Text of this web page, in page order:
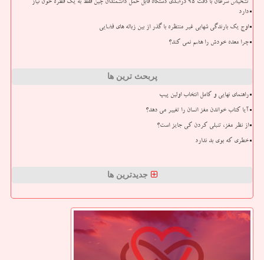
تشخیص سرطان با دقت ۹۵ درصدی دستگاه قابل حمل دانشمندان چین فقط به یک قطره خون نیاز
دارد
اوج یک بارندگی شهابی غیر منتظره با گذر از بین زباله های فضایی
چرا معده خودش را هضم نمی کند؟
پربحث ترین ها
راهنمای نهایی و کامل انتخاب اولین پیپ
آیا کتاب خواندن مغز انسان را تغییر می دهد؟
از نظر مغز، تنبلی کردن کی جایز است؟
خطری که بوی بد ندارد
جدیدترین ها